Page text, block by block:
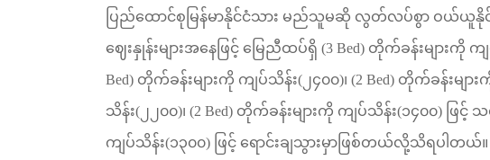
ပြည်ထောင်စုမြန်မာနိုင်ငံသား မည်သူမဆို လွတ်လပ်စွာ ဝယ်ယူနိုင်
ဈေးနှုန်းများအနေဖြင့် မြေညီထပ်ရှိ (3 Bed) တိုက်ခန်းများကို က
Bed) တိုက်ခန်းများကို ကျပ်သိန်း( ၂၄၀၀)၊ (2 Bed) တိုက်ခန်းများ
သိန်း( ၂၂၀၀)၊ (2 Bed) တိုက်ခန်းများကို ကျပ်သိန်း(၁၄၀၀) ဖြင့် သ
ကျပ်သိန်း(၁၃၀၀) ဖြင့် ရောင်းချသွားမှာဖြစ်တယ်လို့သိရပါတယ်။